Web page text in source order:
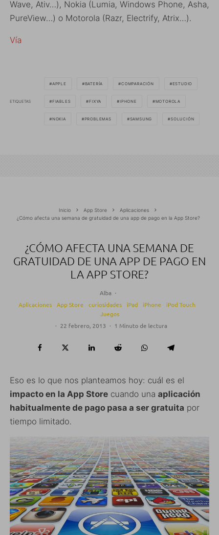
Wave, Ativ…), Nokia (Lumia, Windows Phone, Asha,
PureView…) o Motorola (Razr, Electrify, Atrix…).
Vía
ETIQUETAS
APPLE BATERÍA COMPARACIÓN ESTUDIO
FIABLES FIXYA IPHONE MOTOROLA
NOKIA PROBLEMAS SAMSUNG SOLUCIÓN
Inicio App Store
Aplicaciones
¿Cómo afecta una semana de gratuidad de una app de pago en la App Store?
¿CÓMO AFECTA UNA SEMANA DE
GRATUIDAD DE UNA APP DE PAGO EN
LA APP STORE?
Alba ·
Aplicaciones
App Store curiosidades iPad iPhone
iPod Touch
Juegos
· 22 febrero, 2013 · 1 Minuto de lectura
Eso es lo que nos planteamos hoy: cuál es el
impacto en la App Store cuando una aplicación
habitualmente de pago pasa a ser gratuita por
tiempo limitado.